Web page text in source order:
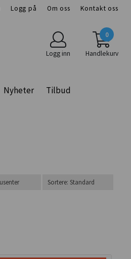
Logg på Om oss Kontakt oss
Logg inn
0
Handlekurv
Nyheter Tilbud